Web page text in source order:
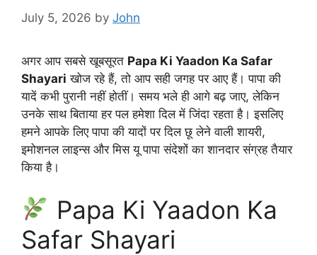
July 5, 2026 by John
अगर आप सबसे खूबसूरत Papa Ki Yaadon Ka Safar
Shayari खोज रहे हैं, तो आप सही जगह पर आए हैं। पापा की
यादें कभी पुरानी नहीं होतीं। समय भले ही आगे बढ़ जाए, लेकिन
उनके साथ बिताया हर पल हमेशा दिल में जिंदा रहता है। इसलिए
हमने आपके लिए पापा की यादों पर दिल छू लेने वाली शायरी,
इमोशनल लाइन्स और मिस यू पापा संदेशों का शानदार संग्रह तैयार
किया है।
Papa Ki Yaadon Ka
Safar Shayari